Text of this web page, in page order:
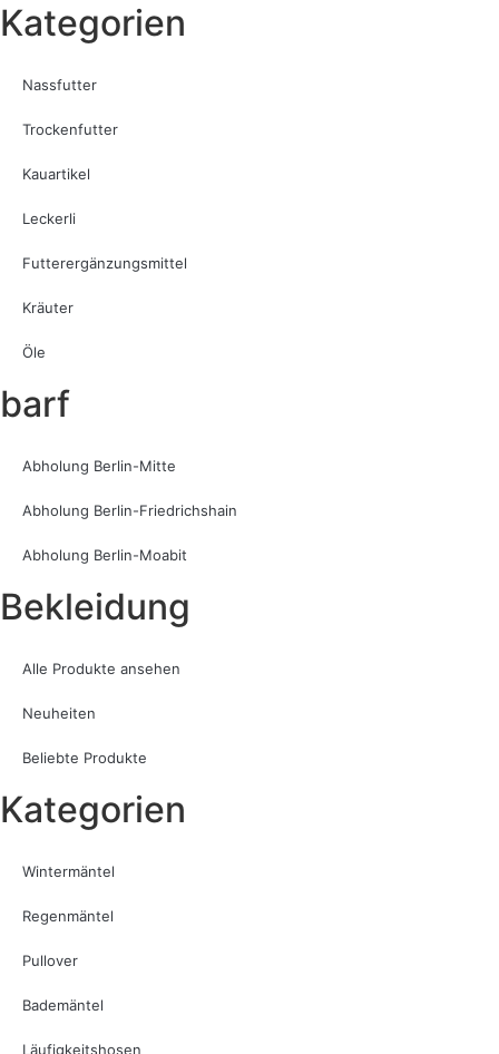
Kategorien
Nassfutter
Trockenfutter
Kauartikel
Leckerli
Futterergänzungsmittel
Kräuter
Öle
barf
Abholung Berlin-Mitte
Abholung Berlin-Friedrichshain
Abholung Berlin-Moabit
Bekleidung
Alle Produkte ansehen
Neuheiten
Beliebte Produkte
Kategorien
Wintermäntel
Regenmäntel
Pullover
Bademäntel
Läufigkeitshosen